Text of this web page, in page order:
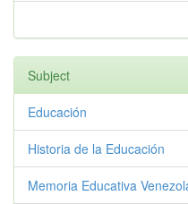
Subject
Educación
Historia de la Educación
Memoria Educativa